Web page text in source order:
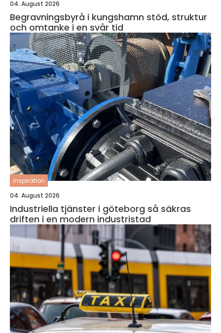
04. August 2026
Begravningsbyrå i kungshamn stöd, struktur
och omtanke i en svår tid
inspiration
04. August 2026
Industriella tjänster i göteborg så säkras
driften i en modern industristad